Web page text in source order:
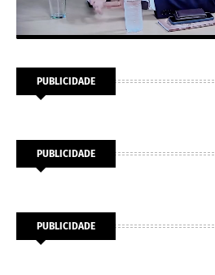
PUBLICIDADE
PUBLICIDADE
PUBLICIDADE